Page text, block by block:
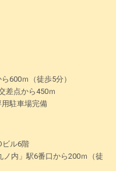
600ｍ（徒歩5分）
差点から450ｍ
駐車場完備
ビル6階
内」駅6番口から200ｍ（徒